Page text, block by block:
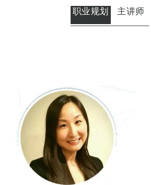
职业规划 主讲师